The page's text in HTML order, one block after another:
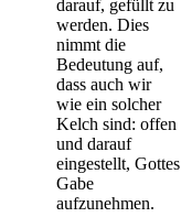
darauf, gefüllt zu
werden. Dies
nimmt die
Bedeutung auf,
dass auch wir
wie ein solcher
Kelch sind: offen
und darauf
eingestellt, Gottes
Gabe
aufzunehmen.